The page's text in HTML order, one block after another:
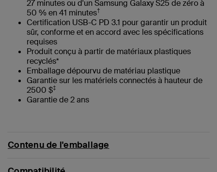
27 minutes ou d'un Samsung Galaxy S25 de zéro à
50 % en 41 minutes†
Certification USB-C PD 3.1 pour garantir un produit
sûr, conforme et en accord avec les spécifications
requises
Produit conçu à partir de matériaux plastiques
recyclés*
‌Emballage dépourvu de matériau plastique
Garantie sur les matériels connectés à hauteur de
2500 $‡
Garantie de 2 ans
Contenu de l'emballage